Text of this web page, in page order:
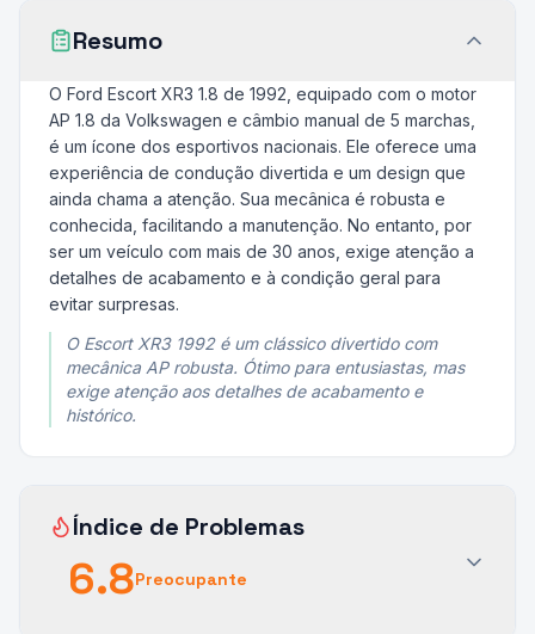
Resumo
O Ford Escort XR3 1.8 de 1992, equipado com o motor
AP 1.8 da Volkswagen e câmbio manual de 5 marchas,
é um ícone dos esportivos nacionais. Ele oferece uma
experiência de condução divertida e um design que
ainda chama a atenção. Sua mecânica é robusta e
conhecida, facilitando a manutenção. No entanto, por
ser um veículo com mais de 30 anos, exige atenção a
detalhes de acabamento e à condição geral para
evitar surpresas.
O Escort XR3 1992 é um clássico divertido com
mecânica AP robusta. Ótimo para entusiastas, mas
exige atenção aos detalhes de acabamento e
histórico.
Índice de Problemas
6.8Preocupante